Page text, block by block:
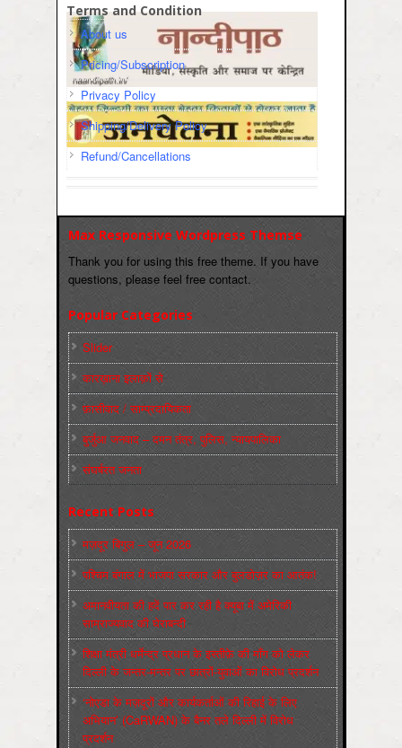
Terms and Condition
About us
Pricing/Subscription
Privacy Policy
Shipping/Delivery Policy
Refund/Cancellations
Max Responsive Wordpress Themse
Thank you for using this free theme. If you have
questions, please feel free contact.
Popular Categories
Slider
कारख़ाना इलाक़ों से
फ़ासीवाद / साम्‍प्रदायिकता
बुर्जुआ जनवाद – दमन तंत्र, पुलिस, न्‍यायपालिका
संघर्षरत जनता
Recent Posts
मज़दूर बिगुल – जून 2026
पश्चिम बंगाल में भाजपा सरकार और बुलडोज़र का आतंक!
अमानवीयता की हदें पार कर रही है क्यूबा में अमेरिकी
साम्राज्यवाद की घेराबन्दी
शिक्षा मंत्री धर्मेन्द्र प्रधान के इस्तीफ़े की माँग को लेकर
दिल्ली के जन्तर-मन्तर पर छात्रों-युवाओं का विरोध प्रदर्शन
‘नोएडा के मज़दूरों और कार्यकर्ताओं की रिहाई के लिए
अभियान’ (CaRWAN) के बैनर तले दिल्ली में विरोध
प्रदर्शन